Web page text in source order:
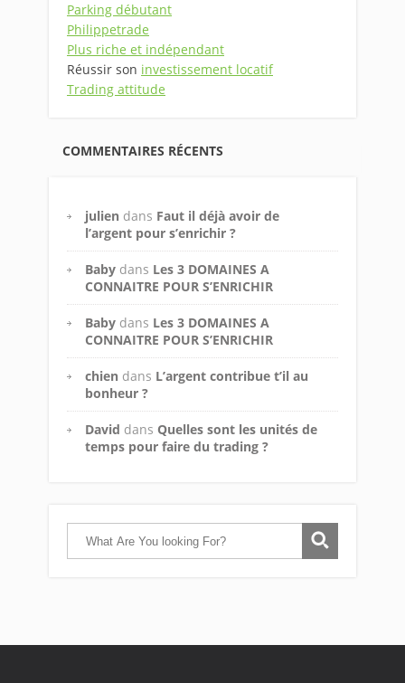
Parking débutant
Philippetrade
Plus riche et indépendant
Réussir son investissement locatif
Trading attitude
COMMENTAIRES RÉCENTS
julien dans Faut il déjà avoir de
l’argent pour s’enrichir ?
Baby dans Les 3 DOMAINES A
CONNAITRE POUR S’ENRICHIR
Baby dans Les 3 DOMAINES A
CONNAITRE POUR S’ENRICHIR
chien dans L’argent contribue t’il au
bonheur ?
David dans Quelles sont les unités de
temps pour faire du trading ?